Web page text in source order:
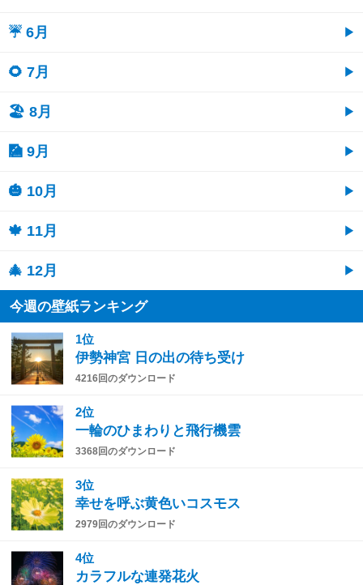
☔ 6月
🌻 7月
🏖 8月
🎑 9月
🎃 10月
🍁 11月
🎄 12月
今週の壁紙ランキング
1位
伊勢神宮 日の出の待ち受け
4216回のダウンロード
2位
一輪のひまわりと飛行機雲
3368回のダウンロード
3位
幸せを呼ぶ黄色いコスモス
2979回のダウンロード
4位
カラフルな連発花火